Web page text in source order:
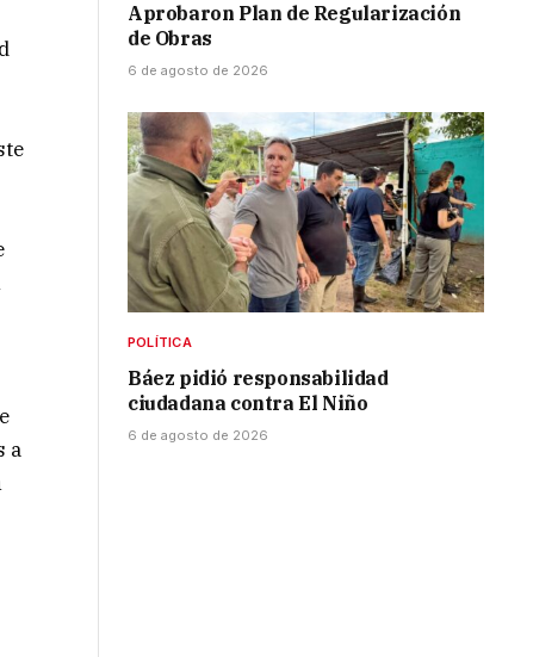
a
Aprobaron Plan de Regularización
de Obras
6 de agosto de 2026
POLÍTICA
Báez pidió responsabilidad
ciudadana contra El Niño
6 de agosto de 2026